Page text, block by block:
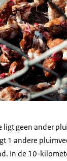
ligt geen ander
1 andere
In de 10-